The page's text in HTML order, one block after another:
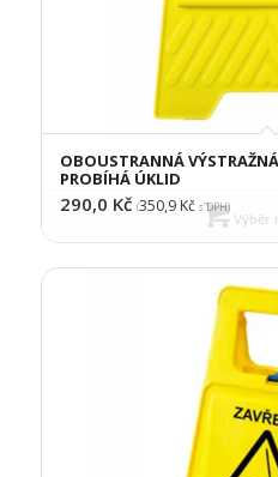
OBOUSTRANNÁ
PROBÍHÁ ÚKLID
290,0 Kč (350,9Kčs DPH)
Výběr